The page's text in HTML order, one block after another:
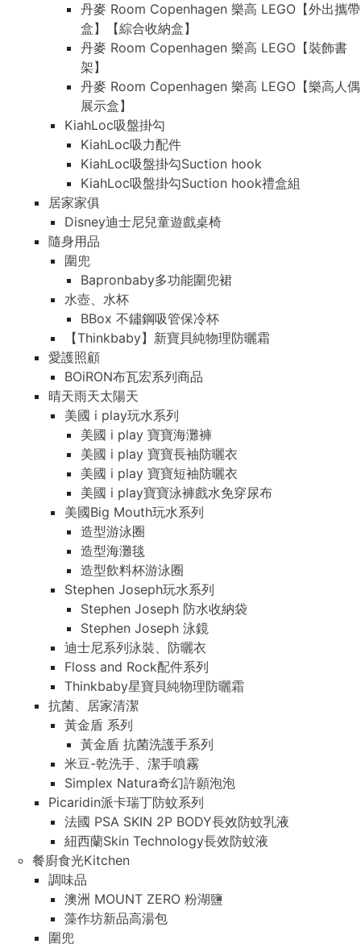
丹麥 Room Copenhagen 樂高 LEGO【外出攜帶
盒】【綜合收納盒】
丹麥 Room Copenhagen 樂高 LEGO【裝飾書
架】
丹麥 Room Copenhagen 樂高 LEGO【樂高人偶
展示盒】
KiahLoc吸盤掛勾
KiahLoc吸力配件
KiahLoc吸盤掛勾Suction hook
KiahLoc吸盤掛勾Suction hook禮盒組
居家家俱
Disney迪士尼兒童遊戲桌椅
隨身用品
圍兜
Bapronbaby多功能圍兜裙
水壺、水杯
BBox 不鏽鋼吸管保冷杯
【Thinkbaby】新寶貝純物理防曬霜
愛護照顧
BOiRON布瓦宏系列商品
晴天雨天太陽天
美國 i play玩水系列
美國 i play 寶寶海灘褲
美國 i play 寶寶長袖防曬衣
美國 i play 寶寶短袖防曬衣
美國 i play寶寶泳褲戲水免穿尿布
美國Big Mouth玩水系列
造型游泳圈
造型海灘毯
造型飲料杯游泳圈
Stephen Joseph玩水系列
Stephen Joseph 防水收納袋
Stephen Joseph 泳鏡
迪士尼系列泳裝、防曬衣
Floss and Rock配件系列
Thinkbaby星寶貝純物理防曬霜
抗菌、居家清潔
黃金盾 系列
黃金盾 抗菌洗護手系列
米豆-乾洗手、潔手噴霧
Simplex Natura奇幻許願泡泡
Picaridin派卡瑞丁防蚊系列
法國 PSA SKIN 2P BODY長效防蚊乳液
紐西蘭Skin Technology長效防蚊液
餐廚食光Kitchen
調味品
澳洲 MOUNT ZERO 粉湖鹽
藻作坊新品高湯包
圍兜